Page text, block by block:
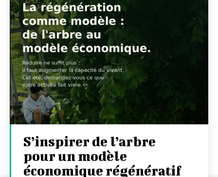
S’inspirer de l’arbre
pour un modèle
économique régénératif